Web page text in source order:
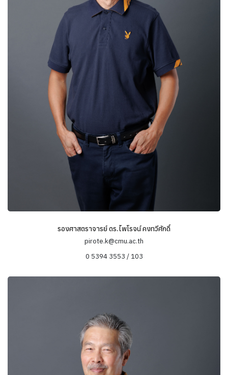
ข้อมูลความเชี่ยวชาญ
รองศาสตราจารย์ ดร.ไพโรจน์ คงทวีศักดิ์
pirote.k@cmu.ac.th
0 5394 3553 / 103